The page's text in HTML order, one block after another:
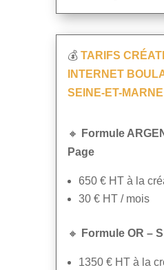
💰 TARIFS
INTERNET
SEINE-ET-MARNE
🔸
Formule
Page
650 € HT à la
30 € HT / mois
🔸 Formule OR –
1350 € HT à la